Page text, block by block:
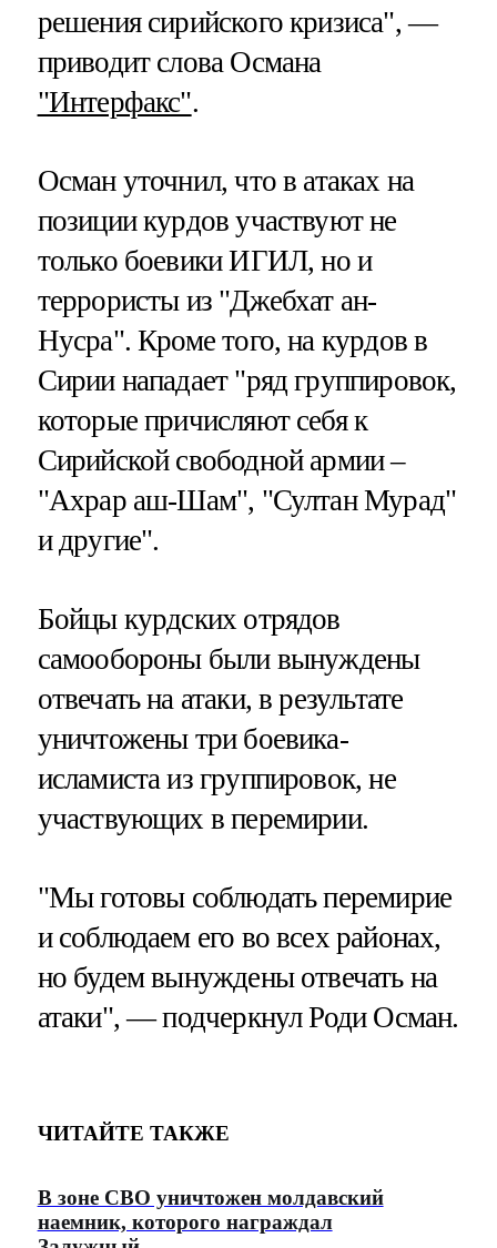
решения сирийского кризиса", —
приводит слова Османа
"Интерфакс".
Осман уточнил, что в атаках на
позиции курдов участвуют не
только боевики ИГИЛ, но и
террористы из "Джебхат ан-
Нусра". Кроме того, на курдов в
Сирии нападает "ряд группировок,
которые причисляют себя к
Сирийской свободной армии –
"Ахрар аш-Шам", "Султан Мурад"
и другие".
Бойцы курдских отрядов
самообороны были вынуждены
отвечать на атаки, в результате
уничтожены три боевика-
исламиста из группировок, не
участвующих в перемирии.
"Мы готовы соблюдать перемирие
и соблюдаем его во всех районах,
но будем вынуждены отвечать на
атаки", — подчеркнул Роди Осман.
ЧИТАЙТЕ ТАКЖЕ
В зоне СВО уничтожен молдавский
наемник, которого награждал